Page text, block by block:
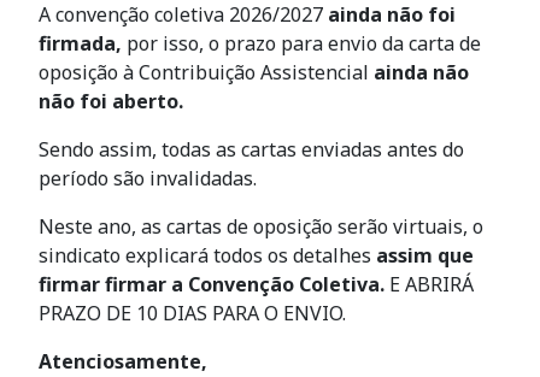
A convenção coletiva 2026/2027 ainda não foi
firmada, por isso, o prazo para envio da carta de
oposição à Contribuição Assistencial ainda não
não foi aberto.
Sendo assim, todas as cartas enviadas antes do
período são invalidadas.
Neste ano, as cartas de oposição serão virtuais, o
sindicato explicará todos os detalhes assim que
firmar firmar a Convenção Coletiva. E ABRIRÁ
PRAZO DE 10 DIAS PARA O ENVIO.
Atenciosamente,